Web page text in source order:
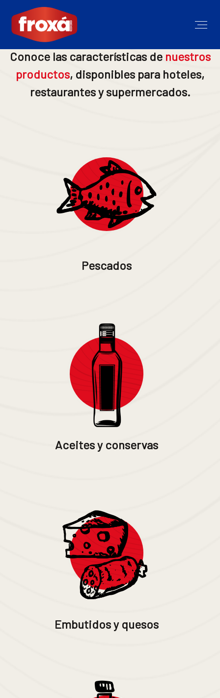
Conoce las características de nuestros
productos, disponibles para hoteles,
restaurantes y supermercados.
Pescados
Aceites y conservas
Embutidos y quesos